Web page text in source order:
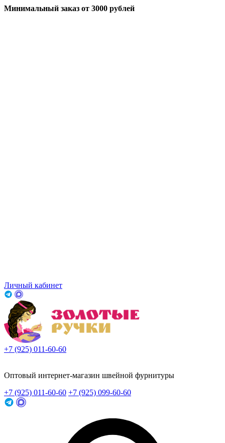
Минимальный заказ от 3000 рублей
Личный кабинет
+7 (925) 011-60-60
Оптовый интернет-магазин швейной фурнитуры
+7 (925) 011-60-60 +7 (925) 099-60-60